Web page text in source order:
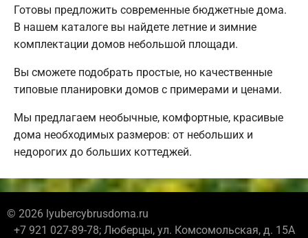
Готовы предложить современные бюджетные дома.
В нашем каталоге вы найдете летние и зимние
комплектации домов небольшой площади.
Вы сможете подобрать простые, но качественные
типовые планировки домов с примерами и ценами.
Мы предлагаем необычные, комфортные, красивые
дома необходимых размеров: от небольших и
недорогих до больших коттеджей.
© 2026 lyubercybrusdoma.ru
+7 921 027-89-78; Люберцы, ул. Комсомольская, д. 15А